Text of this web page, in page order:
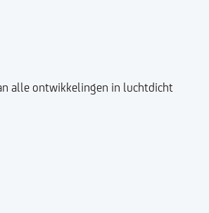
alle ontwikkelingen in luchtdicht